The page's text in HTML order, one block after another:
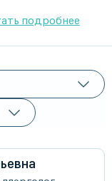
подробнее